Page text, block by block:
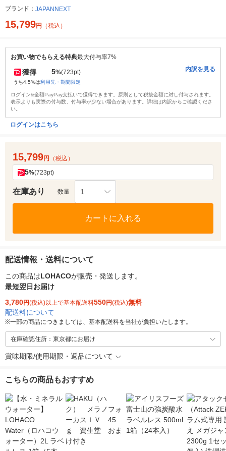
ブランド： JAPANNEXT
15,799円 （税込）
お買い物でもらえる特典最大付与率7%
獲得 5%(723pt)
うち4.5%は利用先・期間限定
内訳を見る
ログイン&全額PayPay支払いで獲得できます。原則として税抜金額に対し付与されます。
表示よりも実際の付与数、付与率が少ない場合があります。詳細は内訳からご確認くださ
い。
ログインはこちら
15,799円 （税込）
5%(723pt)
在庫あり 数量 1
カートに入れる
配送情報・送料について
この商品はLOHACOが販売・発送します。
最短翌日お届け
3,780円(税込)以上で基本配送料550円(税込)無料
配送料について
※一部の商品につきましては、基本配送料を当社が負担いたします。
在庫確認住所：東京都にお届け
賞味期限/使用期限・返品について
こちらの商品もおすすめ